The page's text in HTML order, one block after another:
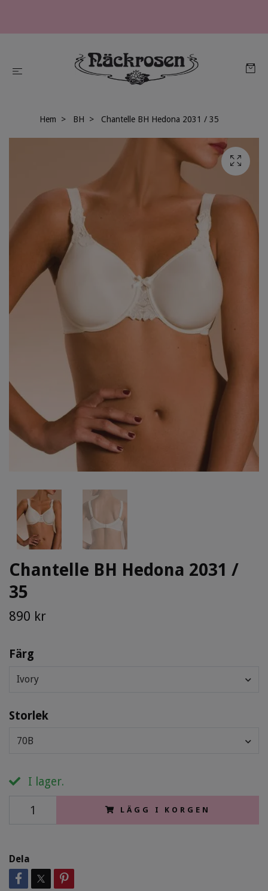
Hem BH Chantelle BH Hedona 2031 / 35
Chantelle BH Hedona 2031 /
35
890 kr
Färg
Ivory
Storlek
70B
I lager.
LÄGG I KORGEN
Dela